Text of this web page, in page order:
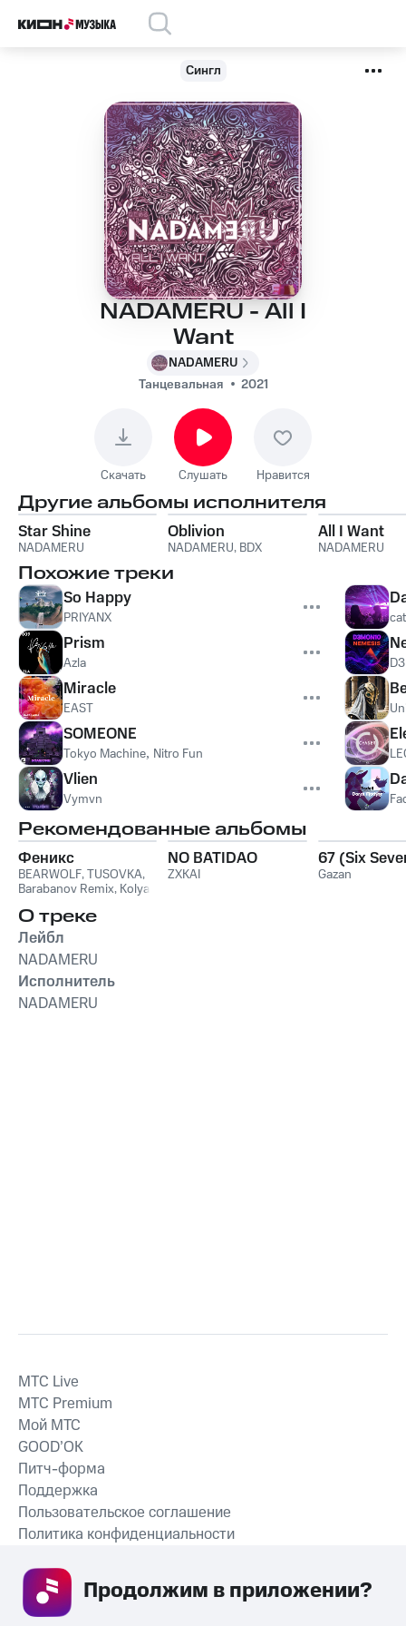
Сингл
NADAMERU - All I
Want
NADAMERU
Танцевальная
2021
Скачать Слушать Нравится
Другие альбомы исполнителя
Star Shine
NADAMERU
Oblivion
NADAMERU, BDX
All I Want
NADAMERU
Похожие треки
So Happy
PRIYANX
Prism
Azla
Miracle
EAST
SOMEONE
Tokyo Machine, Nitro Fun
Vlien
Vymvn
Рекомендованные альбомы
Феникс
BEARWOLF,TUSOVKA,
Barabanov Remix, Kolya
NO BATIDAO
ZXKAI
67 (Six
Gazan
О треке
Лейбл
NADAMERU
Исполнитель
NADAMERU
СКАЧАТЬ ПРИЛОЖЕНИЕ
MTС Live
MTС Premium
Мой МТС
GOOD’OK
Питч-форма
Поддержка
Пользовательское соглашение
Политика конфиденциальности